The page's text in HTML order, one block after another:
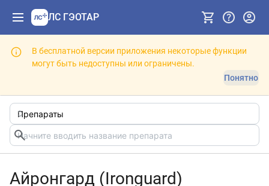
ЛС ГЭОТАР
В бесплатной версии приложения некоторые функции
могут быть недоступны или ограничены.
Понятно
Айронгард (Ironguard)